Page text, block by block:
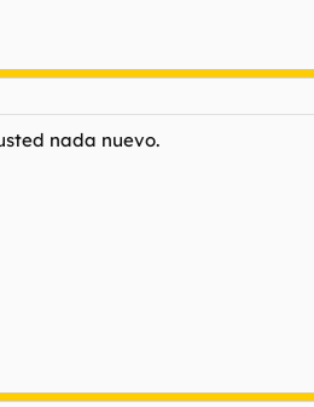
nada nuevo.